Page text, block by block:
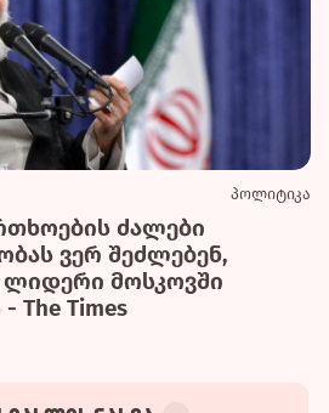
პოლიტიკა
ძალები
ვერ შეძლებენ,
ლიდერი მოსკოვში
The Times